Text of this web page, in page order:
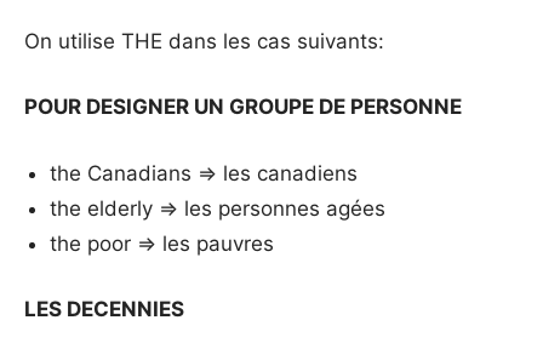
On utilise THE dans les cas suivants:
POUR DESIGNER UN GROUPE DE PERSONNE
the Canadians => les canadiens
the elderly => les personnes agées
the poor => les pauvres
LES DECENNIES